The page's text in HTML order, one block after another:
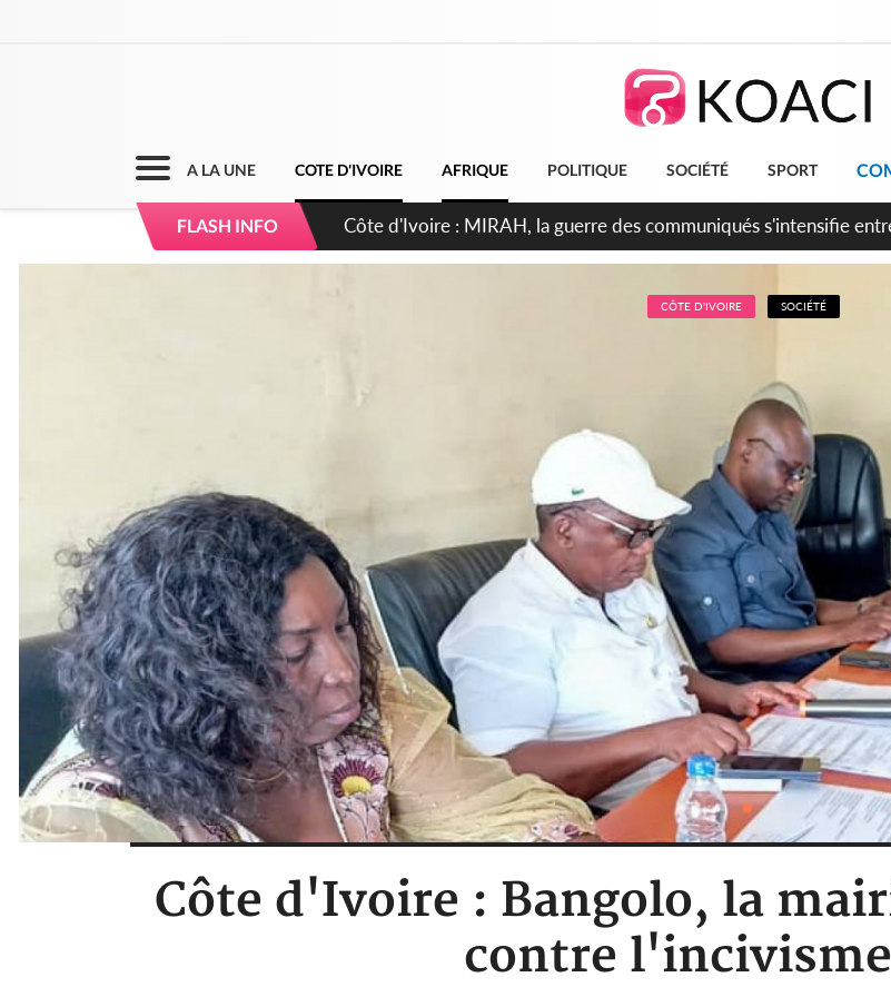
A LA UNE COTE D'IVOIRE AFRIQUE POLITIQUE SOCIÉTÉ SPORT
FLASH INFO Côte d'Ivoire : Indépendance 2026, Thiam plaide pour un
CÔTE D'IVOIRE SOCIÉTÉ
Côte d'Ivoire : Bangolo, la
contre